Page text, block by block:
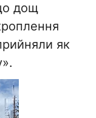
дощ
як